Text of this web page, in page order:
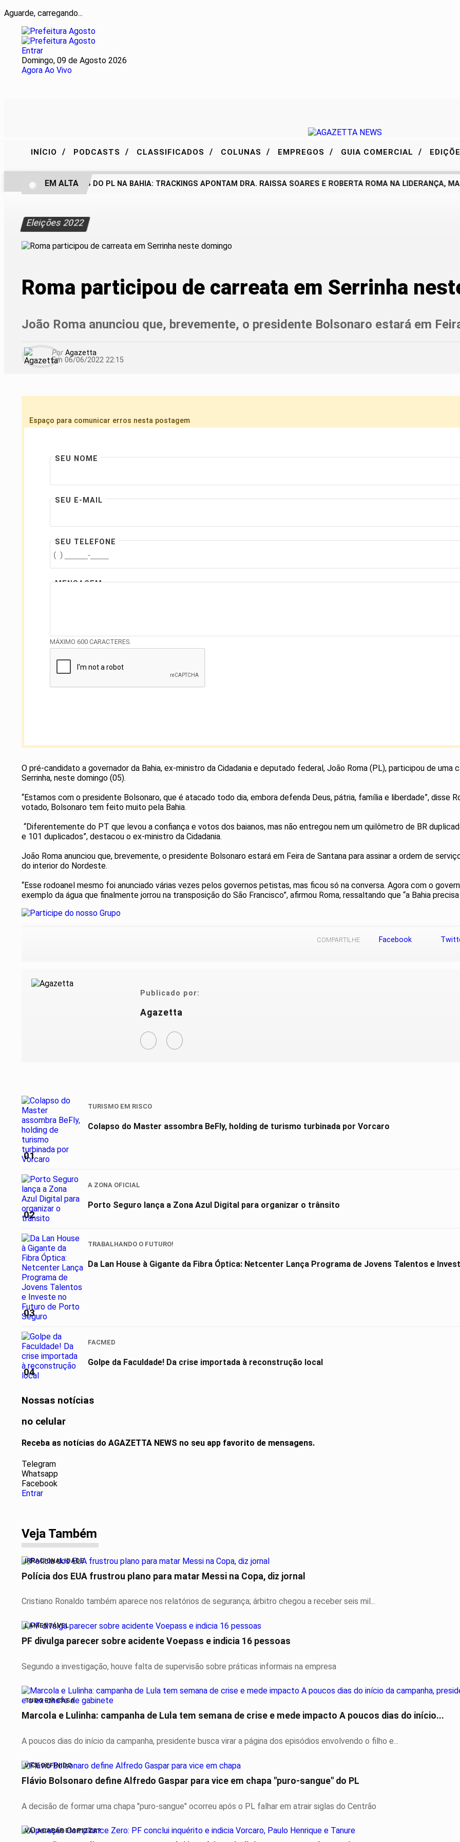
Aguarde, carregando...
Entrar
Domingo, 09 de Agosto 2026
Agora Ao Vivo
INÍCIO / PODCASTS / CLASSIFICADOS / COLUNAS / EMPREGOS / GUIA COMERCIAL /
BASTIDORES DO PL NA BAHIA: TRACKINGS APONTAM DRA. RAISSA SOARES E ROBERTA ROMA NA LIDERANÇA,
EM ALTA
Eleições 2022
Roma participou de carreata em Serrinha
João Roma anunciou que, brevemente, o presidente Bolsonaro estará em
Por Agazetta
Em 06/06/2022 22:15
Espaço para comunicar erros nesta postagem
SEU NOME
SEU E-MAIL
SEU TELEFONE
MENSAGEM
MÁXIMO 600 CARACTERES.
O pré-candidato a governador da Bahia, ex-ministro da Cidadania e deputado federal, João Roma (PL), participou de uma
Serrinha, neste domingo (05).
“Estamos com o presidente Bolsonaro, que é atacado todo dia, embora defenda Deus, pátria, família e liberdade”, disse
votado, Bolsonaro tem feito muito pela Bahia.
“Diferentemente do PT que levou a confiança e votos dos baianos, mas não entregou nem um quilômetro de BR
e 101 duplicados”, destacou o ex-ministro da Cidadania.
João Roma anunciou que, brevemente, o presidente Bolsonaro estará em Feira de Santana para assinar a ordem de
do interior do Nordeste.
“Esse rodoanel mesmo foi anunciado várias vezes pelos governos petistas, mas ficou só na conversa. Agora com o
exemplo da água que finalmente jorrou na transposição do São Francisco”, afirmou Roma, ressaltando que “a Bahia
COMPARTILHE Facebook
Publicado por:
Agazetta
01
TURISMO EM RISCO
Colapso do Master assombra BeFly, holding de turismo turbinada por Vorcaro
02
A ZONA OFICIAL
Porto Seguro lança a Zona Azul Digital para organizar o trânsito
03
TRABALHANDO O FUTURO!
Da Lan House à Gigante da Fibra Óptica: Netcenter Lança Programa de Jovens Talentos e
04
FACMED
Golpe da Faculdade! Da crise importada à reconstrução local
Nossas notícias
no celular
Receba as notícias do AGAZETTA NEWS no seu app favorito de mensagens.
Telegram
Whatsapp
Facebook
Entrar
Veja Também
IRRACIONALIDADE
Polícia dos EUA frustrou plano para matar Messi na Copa, diz jornal
Cristiano Ronaldo também aparece nos relatórios de segurança; árbitro chegou a receber seis mil...
LAMENTÁVEL
PF divulga parecer sobre acidente Voepass e indicia 16 pessoas
Segundo a investigação, houve falta de supervisão sobre práticas informais na empresa
TUDO EM CASA
Marcola e Lulinha: campanha de Lula tem semana de crise e mede impacto A poucos dias do início...
A poucos dias do início da campanha, presidente busca virar a página dos episódios envolvendo o filho e...
VICE DEFINIDO
Flávio Bolsonaro define Alfredo Gaspar para vice em chapa "puro-sangue" do PL
A decisão de formar uma chapa "puro-sangue" ocorreu após o PL falhar em atrair siglas do Centrão
VAI ACABAR EM PIZZA?